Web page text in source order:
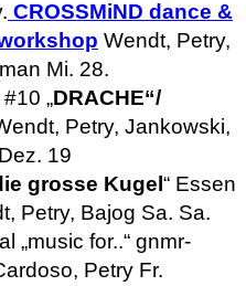
CROSSMiND dance &
Wendt, Petry,
Mi. 28.
„DRACHE“/
Petry, Jankowski,
19
grosse Kugel “ Essen
Petry, Bajog Sa. Sa.
„music for..“ gnmr-
Petry Fr.